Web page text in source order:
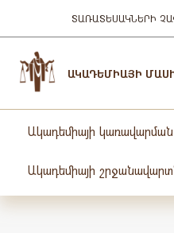
ՏԱՌԱՏԵՍԱԿՆԵՐԻ
Ակադեմիա
-
ԱԿԱԴԵՄԻԱՅԻ
Ակադեմիայի
Ակադեմիայի